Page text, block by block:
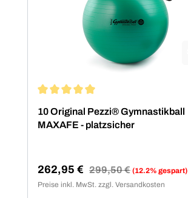
10 Original Pezzi® Gymnastikball
MAXAFE - platzsicher
Verkaufspreis:
262,95 € Regulärer Preis:
299,50 € (12.2% gespart)
Preise inkl. MwSt. zzgl. Versandkosten